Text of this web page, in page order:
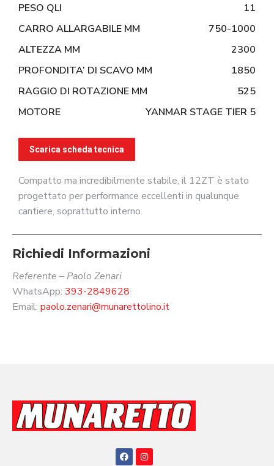
PESO QLI
11
CARRO ALLARGABILE MM
750-1000
ALTEZZA MM
2300
PROFONDITA’ DI SCAVO MM
1850
RAGGIO DI ROTAZIONE MM
525
MOTORE
YANMAR STAGE TIER 5
Scarica scheda tecnica
Compatto ma incredibilmente stabile, il 12ZT è stato
progettato per performance eccellenti in qualunque
cantiere, soprattutto interno.
Richiedi Informazioni
Referente – Paolo Zenari
WhatsApp: 393-2849628
Email: paolo.zenari@munarettolino.it